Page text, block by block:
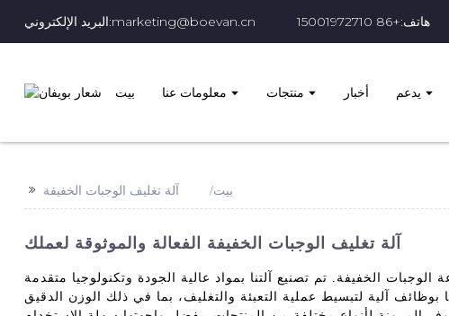
البريد الإلكتروني:marketing@boevan.cn هاتف:+86 15001972710
بيت معلومات عنا منتجات أخبار يدعم
>> بيت آلة تغليف الوجبات الخفيفة
آلة تغليف الوجبات الخفيفة الفعالة والموثوقة لعملك
الخفيفة. تم تصنيع آلتنا بمواد عالية الجودة وتكنولوجيا متقدمة
آلية لتبسيط عملية التعبئة والتغليف، بما في ذلك الوزن الدقيق